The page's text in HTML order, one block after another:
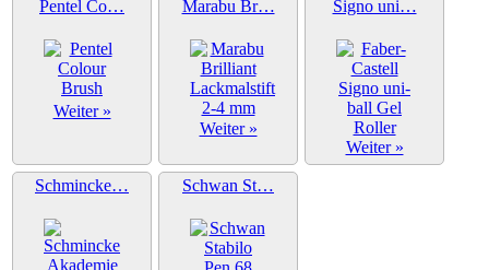
Pentel Co…
Weiter »
Marabu Br…
Weiter »
Signo uni…
Weiter »
Schmincke… Schwan St…